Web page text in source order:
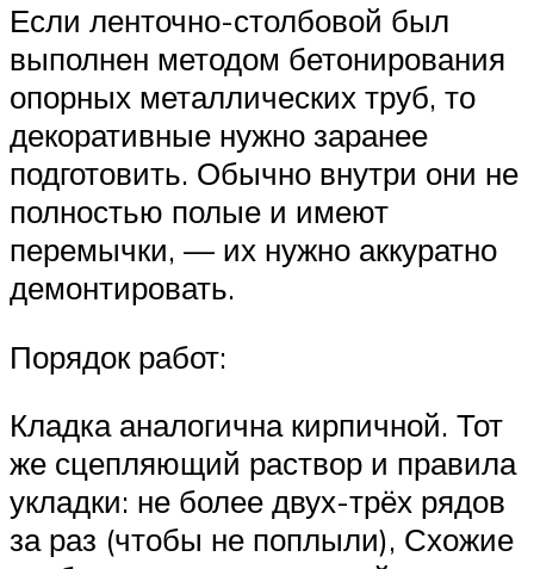
Если ленточно-столбовой был
выполнен методом бетонирования
опорных металлических труб, то
декоративные нужно заранее
подготовить. Обычно внутри они не
полностью полые и имеют
перемычки, — их нужно аккуратно
демонтировать.
Порядок работ:
Кладка аналогична кирпичной. Тот
же сцепляющий раствор и правила
укладки: не более двух-трёх рядов
за раз (чтобы не поплыли), Схожие